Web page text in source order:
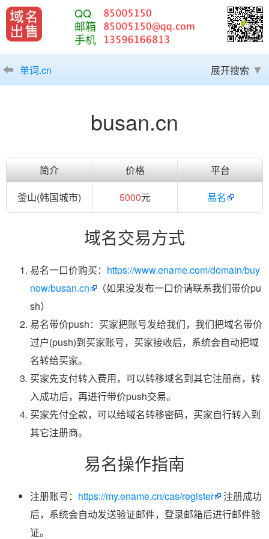
QQ
邮箱
手机
单词.cn 展开搜索
busan.cn
简介 价格
平台
釜山(韩国城市)
5000元 易名
域名交易方式
易名一口价购买： https://www.ename.com/domain/buy
now/busan.cn
（如果没发布一口价请联系我们带价pu
sh）
易名带价push：买家把账号发给我们，我们把域名带价
过户(push)到买家账号，买家接收后，系统会自动把域
名转给买家。
买家先支付转入费用，可以转移域名到其它注册商，转
入成功后，再进行带价push交易。
买家先付全款，可以给域名转移密码，买家自行转入到
其它注册商。
易名操作指南
注册账号： https://my.ename.cn/cas/register
注册成功
后，系统会自动发送验证邮件，登录邮箱后进行邮件验
证。